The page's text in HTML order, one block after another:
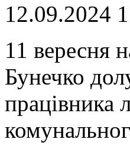
12.09.2024
11 вересня
Бунечко
працівника